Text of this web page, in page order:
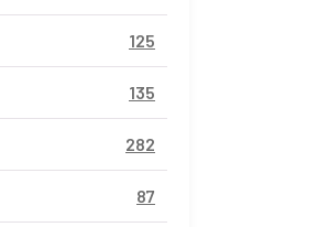
125
135
282
87